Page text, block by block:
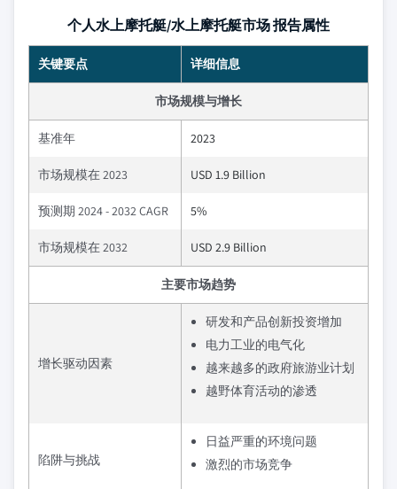
个人水上摩托艇/水上摩托艇市场 报告属性
关键要点 详细信息
市场规模与增长
基准年 2023
市场规模在 2023 USD 1.9 Billion
预测期 2024 - 2032 CAGR 5%
市场规模在 2032 USD 2.9 Billion
主要市场趋势
增长驱动因素
研发和产品创新投资增加
电力工业的电气化
越来越多的政府旅游业计划
越野体育活动的渗透
陷阱与挑战
日益严重的环境问题
激烈的市场竞争